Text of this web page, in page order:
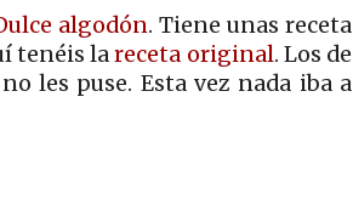
algodón. Tiene unas receta
tenéis lareceta original. Los de
les puse. Esta vez nada iba a